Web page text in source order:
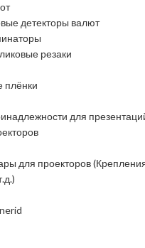
детекторы валют
резаки
для
для проекторов